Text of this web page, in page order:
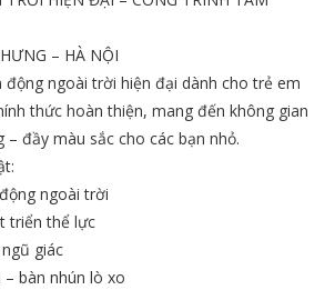
– HÀ NỘI
động ngoài trời hiện đại dành cho trẻ em
thức hoàn thiện, mang đến không gian
đầy màu sắc cho các bạn nhỏ.
ngoài trời
triển thể lực
giác
– bàn nhún lò xo